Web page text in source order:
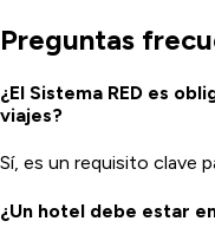
Preguntas
¿El Sistema RED es
viajes?
Sí, es un requisito clave
¿Un hotel debe estar